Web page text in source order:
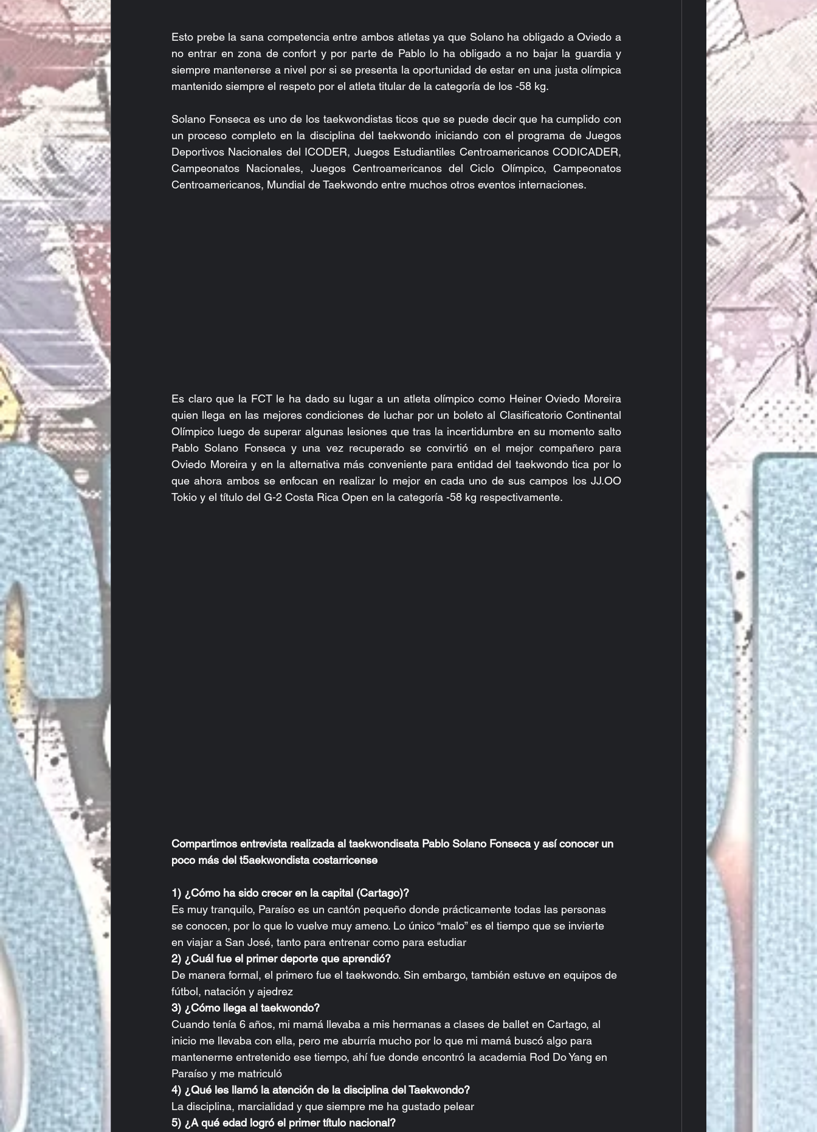
Esto prebe la sana competencia entre ambos atletas ya que Solano ha obligado a Oviedo a
no entrar en zona de confort y por parte de Pablo lo ha obligado a no bajar la guardia y
siempre mantenerse a nivel por si se presenta la oportunidad de estar en una justa olímpica
mantenido siempre el respeto por el atleta titular de la categoría de los -58 kg.
Solano Fonseca es uno de los taekwondistas ticos que se puede decir que ha cumplido con
un proceso completo en la disciplina del taekwondo iniciando con el programa de Juegos
Deportivos Nacionales del ICODER, Juegos Estudiantiles Centroamericanos CODICADER,
Campeonatos Nacionales, Juegos Centroamericanos del Ciclo Olímpico, Campeonatos
Centroamericanos, Mundial de Taekwondo entre muchos otros eventos internaciones.
Es claro que la FCT le ha dado su lugar a un atleta olímpico como Heiner Oviedo Moreira
quien llega en las mejores condiciones de luchar por un boleto al Clasificatorio Continental
Olímpico luego de superar algunas lesiones que tras la incertidumbre en su momento salto
Pablo Solano Fonseca y una vez recuperado se convirtió en el mejor compañero para
Oviedo Moreira y en la alternativa más conveniente para entidad del taekwondo tica por lo
que ahora ambos se enfocan en realizar lo mejor en cada uno de sus campos los JJ.OO
Tokio y el título del G-2 Costa Rica Open en la categoría -58 kg respectivamente.
Compartimos entrevista realizada al taekwondisata Pablo Solano Fonseca y así conocer un
poco más del t5aekwondista costarricense
1) ¿Cómo ha sido crecer en la capital (Cartago)?
Es muy tranquilo, Paraíso es un cantón pequeño donde prácticamente todas las personas
se conocen, por lo que lo vuelve muy ameno. Lo único “malo” es el tiempo que se invierte
en viajar a San José, tanto para entrenar como para estudiar
2) ¿Cuál fue el primer deporte que aprendió?
De manera formal, el primero fue el taekwondo. Sin embargo, también estuve en equipos de
fútbol, natación y ajedrez
3) ¿Cómo llega al taekwondo?
Cuando tenía 6 años, mi mamá llevaba a mis hermanas a clases de ballet en Cartago, al
inicio me llevaba con ella, pero me aburría mucho por lo que mi mamá buscó algo para
mantenerme entretenido ese tiempo, ahí fue donde encontró la academia Rod Do Yang en
Paraíso y me matriculó
4) ¿Qué les llamó la atención de la disciplina del Taekwondo?
La disciplina, marcialidad y que siempre me ha gustado pelear
5) ¿A qué edad logró el primer título nacional?